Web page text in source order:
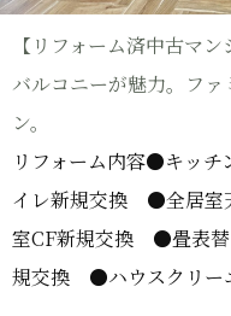
【リフォーム済中古マ
バルコニーが魅力。フ
ン。
リフォーム内容●キッチ
イレ新規交換 ●全居
室CF新規交換 ●畳表
規交換 ●ハウスクリ